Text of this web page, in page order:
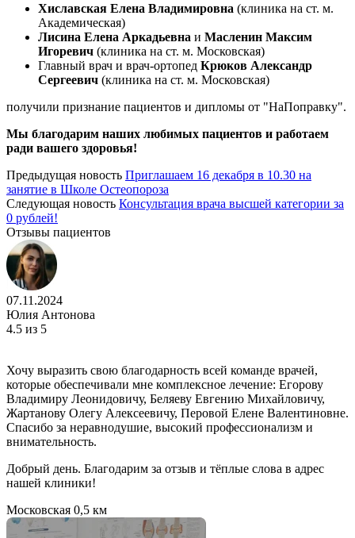
Хиславская Елена Владимировна (клиника на ст. м.
Академическая)
Лисина Елена Аркадьевна и Масленин Максим
Игоревич (клиника на ст. м. Московская)
Главный врач и врач-ортопед Крюков Александр
Сергеевич (клиника на ст. м. Московская)
получили признание пациентов и дипломы от "НаПоправку".
Мы благодарим наших любимых пациентов и работаем
ради вашего здоровья!
Предыдущая новость Приглашаем 16 декабря в 10.30 на
занятие в Школе Остеопороза
Следующая новость Консультация врача высшей категории за
0 рублей!
Отзывы пациентов
07.11.2024
Юлия Антонова
4.5 из 5
Хочу выразить свою благодарность всей команде врачей,
которые обеспечивали мне комплексное лечение: Егорову
Владимиру Леонидовичу, Беляеву Евгению Михайловичу,
Жартанову Олегу Алексеевичу, Перовой Елене Валентиновне.
Спасибо за неравнодушие, высокий профессионализм и
внимательность.
Добрый день. Благодарим за отзыв и тёплые слова в адрес
нашей клиники!
Московская 0,5 км